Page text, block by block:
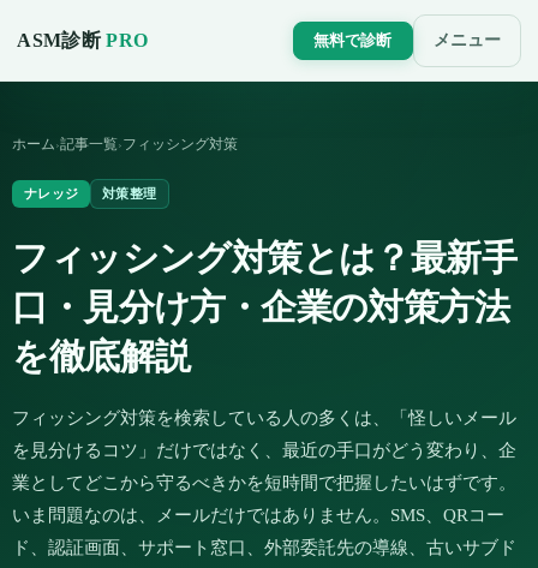
ASM診断PRO 無料で診断 メニュー
ホーム›記事一覧›フィッシング対策
ナレッジ 対策整理
フィッシング対策とは？最新手
口・見分け方・企業の対策方法
を徹底解説
フィッシング対策を検索している人の多くは、「怪しいメール
を見分けるコツ」だけではなく、最近の手口がどう変わり、企
業としてどこから守るべきかを短時間で把握したいはずです。
いま問題なのは、メールだけではありません。SMS、QRコー
ド、認証画面、サポート窓口、外部委託先の導線、古いサブド